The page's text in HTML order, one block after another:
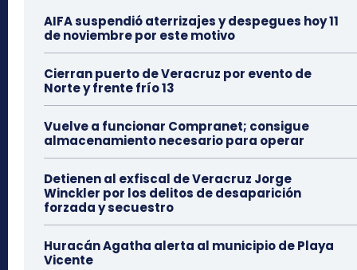
AIFA suspendió aterrizajes y despegues hoy 11
de noviembre por este motivo
Cierran puerto de Veracruz por evento de
Norte y frente frío 13
Vuelve a funcionar Compranet; consigue
almacenamiento necesario para operar
Detienen al exfiscal de Veracruz Jorge
Winckler por los delitos de desaparición
forzada y secuestro
Huracán Agatha alerta al municipio de Playa
Vicente